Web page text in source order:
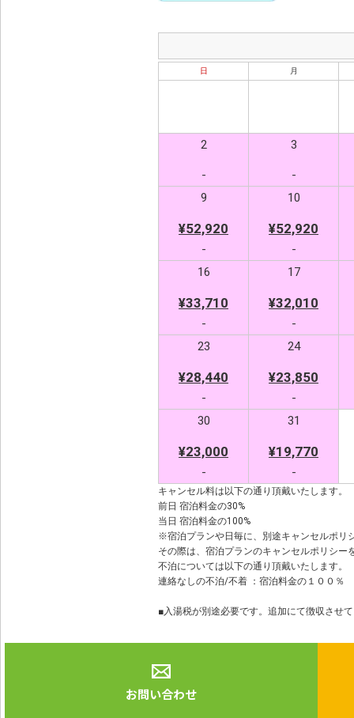
日 月
2
-
3
-
9
¥52,920
-
10
¥52,920
-
16
¥33,710
-
17
¥32,010
-
23
¥28,440
-
24
¥23,850
-
30
¥23,000
-
31
¥19,770
-
キャンセル料は以下の通り頂戴いたします。
前日 宿泊料金の30%
当日 宿泊料金の100%
※宿泊プランや日毎に、別途キャンセルポリ
その際は、宿泊プランのキャンセルポリシー
不泊については以下の通り頂戴いたします。
連絡なしの不泊/不着 ：宿泊料金の１００％
■入湯税が別途必要です。追加にて徴収させ
お問い合わせ